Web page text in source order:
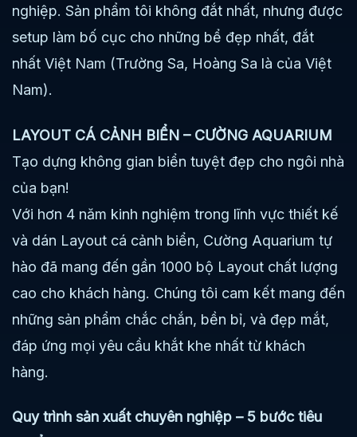
nghiệp. Sản phẩm tôi không đắt nhất, nhưng được
setup làm bố cục cho những bể đẹp nhất, đắt
nhất Việt Nam (Trường Sa, Hoàng Sa là của Việt
Nam).
LAYOUT CÁ CẢNH BIỂN – CƯỜNG AQUARIUM
Tạo dựng không gian biển tuyệt đẹp cho ngôi nhà
của bạn!
Với hơn 4 năm kinh nghiệm trong lĩnh vực thiết kế
và dán Layout cá cảnh biển, Cường Aquarium tự
hào đã mang đến gần 1000 bộ Layout chất lượng
cao cho khách hàng. Chúng tôi cam kết mang đến
những sản phẩm chắc chắn, bền bỉ, và đẹp mắt,
đáp ứng mọi yêu cầu khắt khe nhất từ khách
hàng.
Quy trình sản xuất chuyên nghiệp – 5 bước tiêu